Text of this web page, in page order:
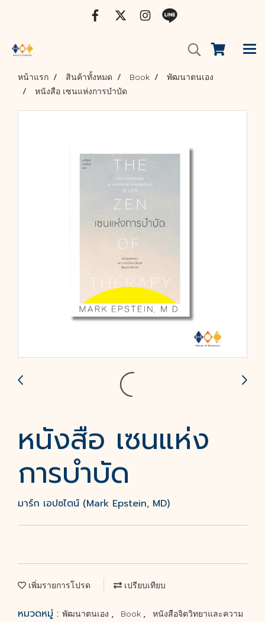
หน้าแรก สินค้าทั้งหมด Book
พัฒนาตนเอง
หนังสือ เซนแห่งการบำบัด
หนังสือ เซนแห่ง
การบำบัด
มาร์ก เอปซไตน์ (Mark Epstein, MD)
เพิ่มรายการโปรด เปรียบเทียบ
หมวดหมู่ : พัฒนาตนเอง , Book ,
หนังสือจิตวิทยาและความ